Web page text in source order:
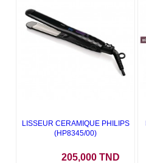
LISSEUR CERAMIQUE PHILIPS
(HP8345/00)
205,000 TND